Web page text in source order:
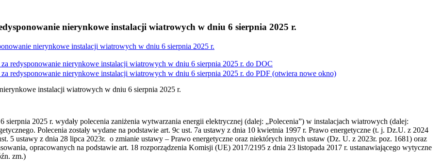
nierynkowe instalacji wiatrowych w dniu 6 sierpnia 2025 r.
nierynkowe instalacji wiatrowych w dniu 6 sierpnia 2025 r.
redysponowanie nierynkowe instalacji wiatrowych w dniu 6 sierpnia 2025 r. do DOC
redysponowanie nierynkowe instalacji wiatrowych w dniu 6 sierpnia 2025 r. do PDF (otwiera nowe okno)
instalacji wiatrowych w dniu 6 sierpnia 2025 r.
2025 r. wydały polecenia zaniżenia wytwarzania energii elektrycznej (dalej: „Polecenia”) w instalacjach wiatrowych (dalej:
Polecenia zostały wydane na podstawie art. 9c ust. 7a ustawy z dnia 10 kwietnia 1997 r. Prawo energetyczne (t. j. Dz.U. z 2024
5 ustawy z dnia 28 lipca 2023r. o zmianie ustawy – Prawo energetyczne oraz niektórych innych ustaw (Dz. U. z 2023r. poz. 1681) oraz
opracowanych na podstawie art. 18 rozporządzenia Komisji (UE) 2017/2195 z dnia 23 listopada 2017 r. ustanawiającego wytyczne
zm.)